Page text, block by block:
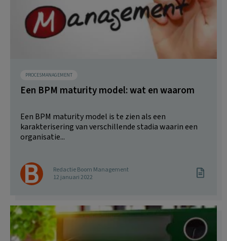
PROCESMANAGEMENT
Een BPM maturity model: wat en waarom
Een BPM maturity model is te zien als een
karakterisering van verschillende stadia waarin een
organisatie...
Redactie Boom Management
12 januari 2022